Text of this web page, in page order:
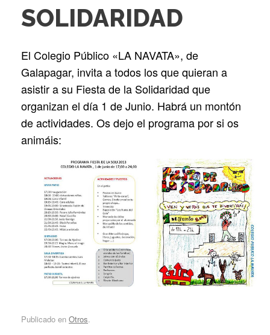
SOLIDARIDAD
El Colegio Público «LA NAVATA», de
Galapagar, invita a todos los que quieran a
asistir a su Fiesta de la Solidaridad que
organizan el día 1 de Junio. Habrá un montón
de actividades. Os dejo el programa por si os
animáis:
Publicado en Otros.